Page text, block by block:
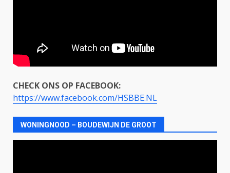
CHECK ONS OP FACEBOOK:
https://www.facebook.com/HSBBE.NL
WONINGNOOD – BOUDEWIJN DE GROOT